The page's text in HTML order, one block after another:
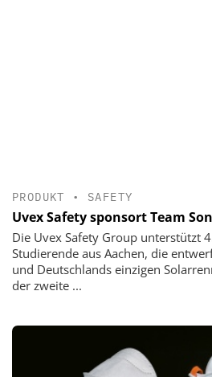
PRODUKT • SAFETY
Uvex Safety sponsort Team
Die Uvex Safety Group unterstützt
Studierende aus Aachen, die
und Deutschlands einzigen
der zweite ...